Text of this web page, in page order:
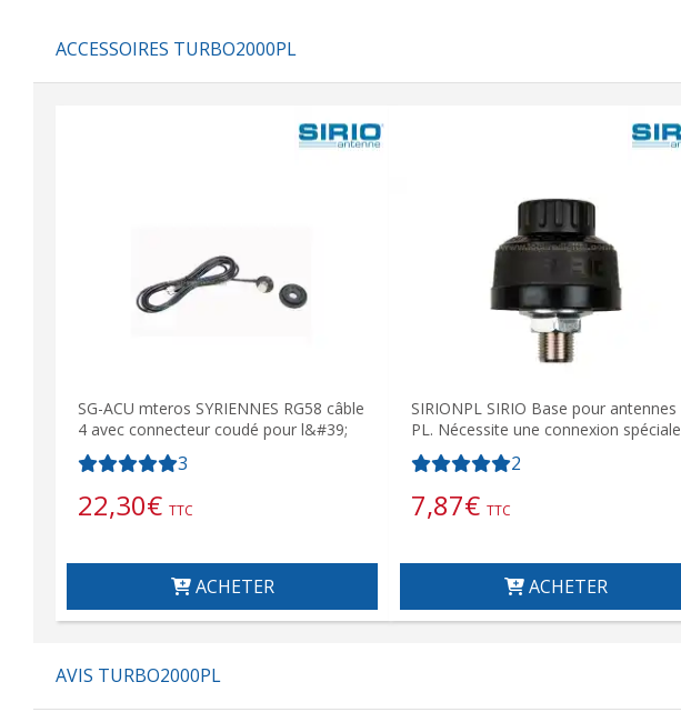
ACCESSOIRES TURBO2000PL
SG-ACU mteros SYRIENNES RG58 câble
4 avec connecteur coudé pour l&#39;
3
22,30€ TTC
ACHETER
SIRIONPL SIRIO Base pour antennes
PL. Nécessite une connexion spéciale
2
7,87€ TTC
ACHETER
AVIS TURBO2000PL